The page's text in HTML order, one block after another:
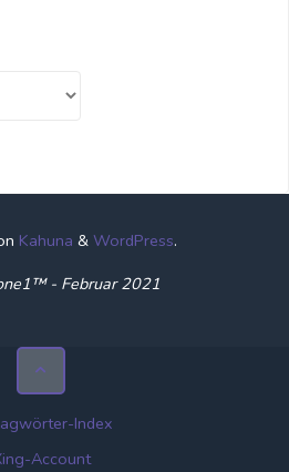
Kahuna & WordPress.
- Februar 2021
Index
Account